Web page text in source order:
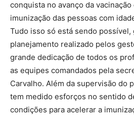
conquista no avanço da
imunização das pessoas com
Tudo isso só está sendo possível,
planejamento realizado pelos
grande dedicação de todos os
as equipes comandados pela
Carvalho. Além da supervisão do
tem medido esforços no sentido
condições para acelerar a